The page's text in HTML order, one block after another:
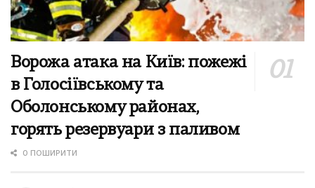
Ворожа атака на Київ: пожежі
в Голосіївському та
Оболонському районах,
горять резервуари з паливом
0 ПОШИРИТИ